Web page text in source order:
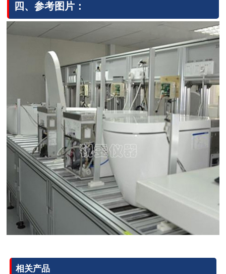
四、参考图片：
相关产品